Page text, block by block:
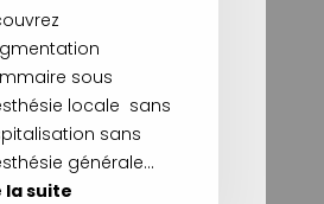
sous
locale sans
sans
générale…
la suite